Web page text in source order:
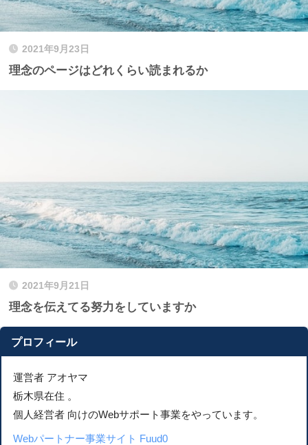
2021年9月23日
理念のページはどれくらい読まれるか
2021年9月21日
理念を伝えてる努力をしていますか
プロフィール
運営者 アオヤマ
栃木県在住 。
個人経営者 向けのWebサポート事業をやっています。
Webパートナー事業サイト Fuud0